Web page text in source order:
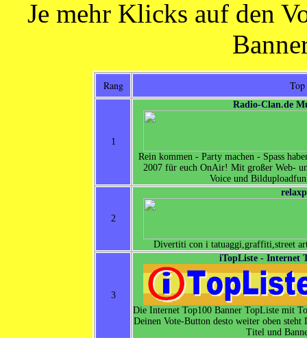
Je mehr Klicks auf den
Rang
1
Radio-Clan.de
Rein kommen - Party machen - Spass
2007 für euch OnAir! Mit großer Web-
Voice und
2
Divertiti con i tatuaggi,graffiti,street
3
iTopListe - Internet
Die Internet Top100 Banner TopListe mit
Deinen Vote-Button desto weiter oben
Titel und